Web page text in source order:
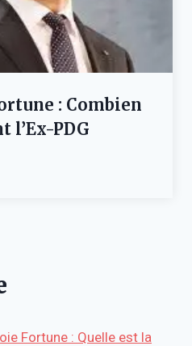
: Combien
l’Ex-PDG
Fortune : Quelle est la